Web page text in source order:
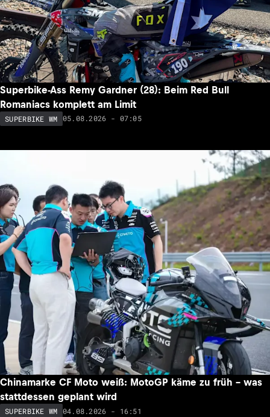
Superbike-Ass Remy Gardner (28): Beim Red Bull
Romaniacs komplett am Limit
SUPERBIKE WM 05.08.2026 - 07:05
Chinamarke CF Moto weiß: MotoGP käme zu früh – was
stattdessen geplant wird
SUPERBIKE WM 04.08.2026 - 16:51